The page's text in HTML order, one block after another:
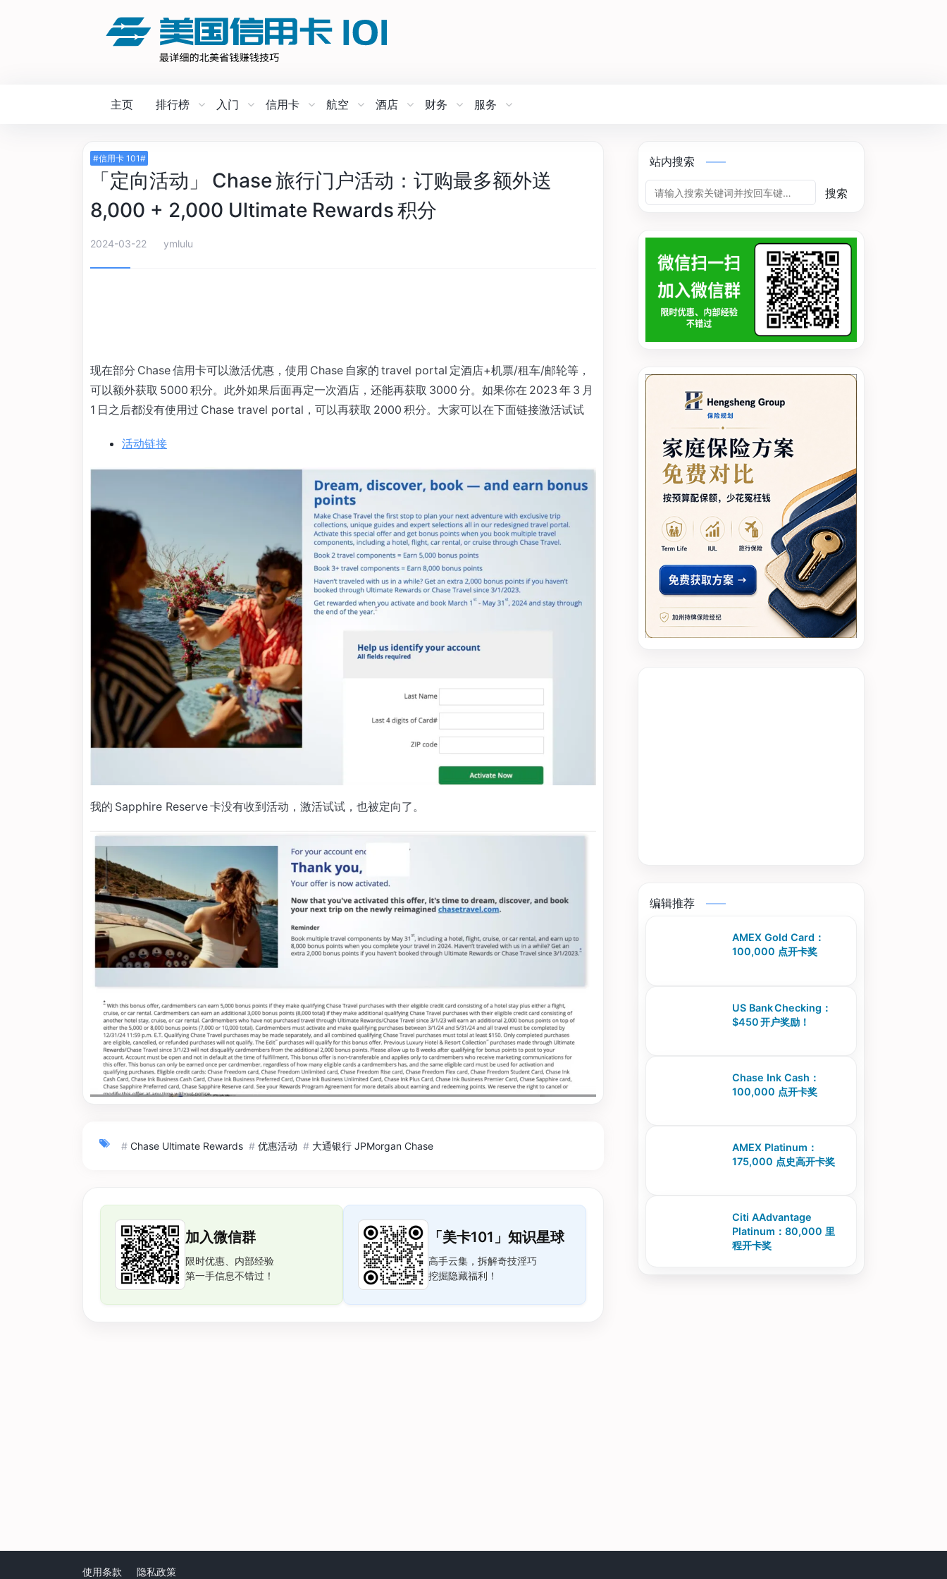
主页 排行榜 入门 信用卡 航空 酒店 财务 服务
#信用卡 101#
「定向活动」 Chase 旅行门户活动：订购最多额外送
8,000 + 2,000 Ultimate Rewards 积分
2024-03-22 ymlulu
现在部分 Chase 信用卡可以激活优惠，使用 Chase 自家的 travel portal 定酒店+机票/租车/邮轮等，
可以额外获取 5000 积分。此外如果后面再定一次酒店，还能再获取 3000 分。如果你在 2023 年 3 月
1 日之后都没有使用过 Chase travel portal，可以再获取 2000 积分。大家可以在下面链接激活试试
活动链接
我的 Sapphire Reserve 卡没有收到活动，激活试试，也被定向了。
# Chase Ultimate Rewards # 优惠活动 # 大通银行 JPMorgan Chase
加入微信群
限时优惠、内部经验
第一手信息不错过！
「美卡101」知识星球
高手云集，拆解奇技淫巧
挖掘隐藏福利！
站内搜索
搜索
编辑推荐
AMEX Gold Card：
100,000 点开卡奖
US Bank Checking：
$450 开户奖励！
Chase Ink Cash：
100,000 点开卡奖
AMEX Platinum：
175,000 点史高开卡奖
Citi AAdvantage
Platinum：80,000 里
程开卡奖
使用条款 隐私政策